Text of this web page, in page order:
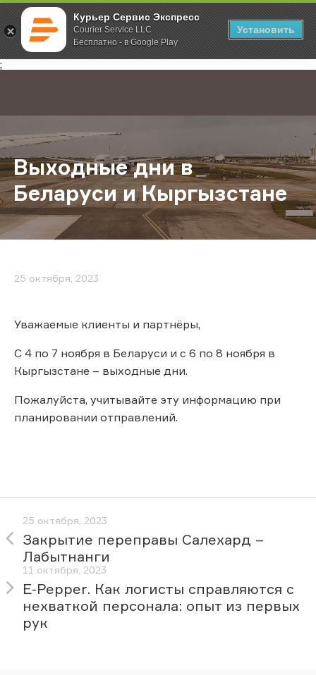
Курьер Сервис Экспресс
Courier Service LLC
Бесплатно - в Google Play
Установить
;
Главная О компании Новости Выходные дни в Беларуси и
Выходные дни в
Беларуси и Кыргызстане
25 октября, 2023
Уважаемые клиенты и партнёры,
С 4 по 7 ноября в Беларуси и с 6 по 8 ноября в
Кыргызстане – выходные дни.
Пожалуйста, учитывайте эту информацию при
планировании отправлений.
25 октября, 2023
Закрытие переправы Салехард –
Лабытнанги
11 октября, 2023
E-Pepper. Как логисты справляются с
нехваткой персонала: опыт из первых
рук